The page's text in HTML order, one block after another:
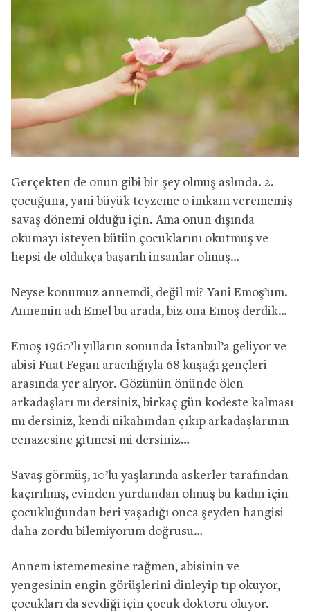
Gerçekten de onun gibi bir şey olmuş aslında. 2.
çocuğuna, yani büyük teyzeme o imkanı verememiş
savaş dönemi olduğu için. Ama onun dışında
okumayı isteyen bütün çocuklarını okutmuş ve
hepsi de oldukça başarılı insanlar olmuş…
Neyse konumuz annemdi, değil mi? Yani Emoş’um.
Annemin adı Emel bu arada, biz ona Emoş derdik…
Emoş 1960’lı yılların sonunda İstanbul’a geliyor ve
abisi Fuat Fegan aracılığıyla 68 kuşağı gençleri
arasında yer alıyor. Gözünün önünde ölen
arkadaşları mı dersiniz, birkaç gün kodeste kalması
mı dersiniz, kendi nikahından çıkıp arkadaşlarının
cenazesine gitmesi mi dersiniz…
Savaş görmüş, 10’lu yaşlarında askerler tarafından
kaçırılmış, evinden yurdundan olmuş bu kadın için
çocukluğundan beri yaşadığı onca şeyden hangisi
daha zordu bilemiyorum doğrusu…
Annem istememesine rağmen, abisinin ve
yengesinin engin görüşlerini dinleyip tıp okuyor,
çocukları da sevdiği için çocuk doktoru oluyor.